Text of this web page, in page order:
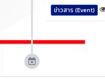
ข่าวสาร (Event)